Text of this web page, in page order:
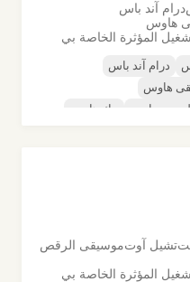
درام آند باس
هاوس
المؤثرة الخاصة بي
درام آند باس
هاوس
ترانس تيك هاوس
تشيل آوتموسيقى الرقص
المؤثرة الخاصة بي